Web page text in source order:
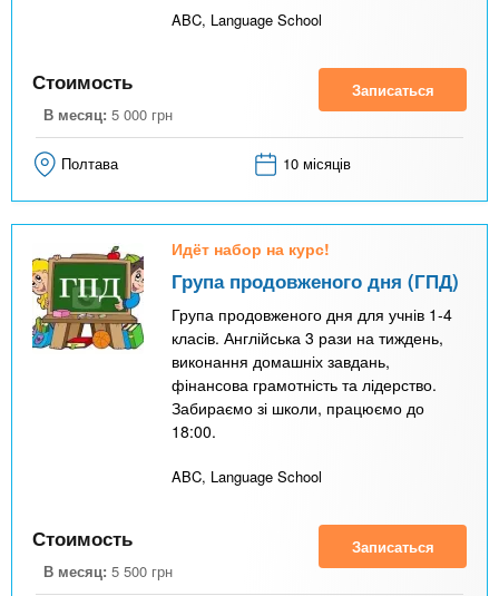
ABC, Language School
Стоимость
В месяц: 5 000 грн
Записаться
Полтава 10 місяців
Идёт набор на курс!
Група продовженого дня (ГПД)
Група продовженого дня для учнів 1-4
класів. Англійська 3 рази на тиждень,
виконання домашніх завдань,
фінансова грамотність та лідерство.
Забираємо зі школи, працюємо до
18:00.
ABC, Language School
Стоимость
В месяц: 5 500 грн
Записаться